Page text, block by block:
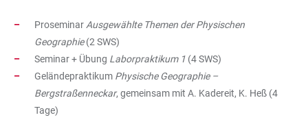
Proseminar Ausgewählte Themen der Physischen
Geographie(2 SWS)
Seminar + Übung Laborpraktikum 1 (4 SWS)
Geländepraktikum Physische Geographie –
Bergstraßenneckar, gemeinsam mit A. Kadereit, K. Heß (4
Tage)